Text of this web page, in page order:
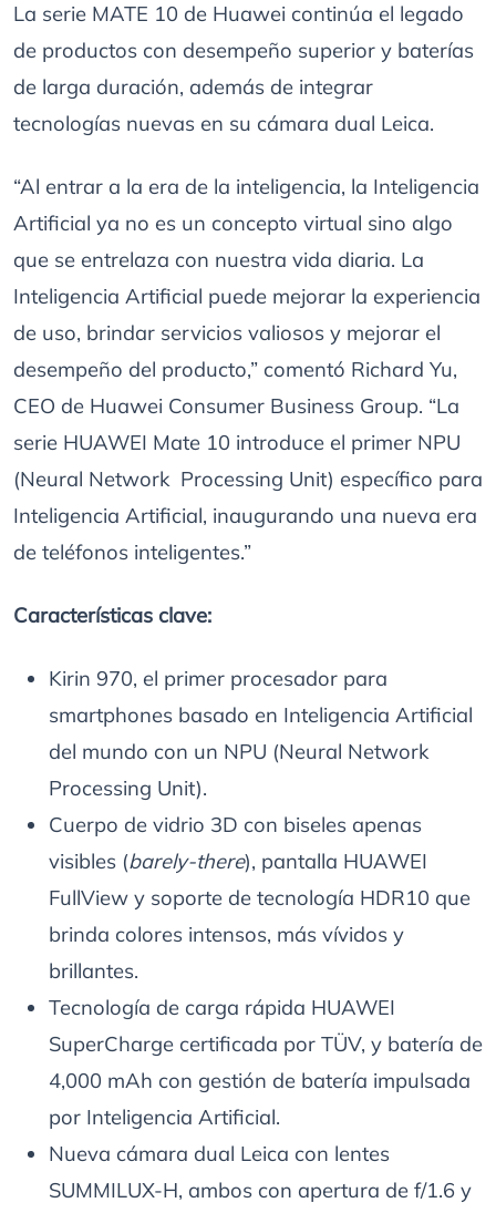
La serie MATE 10 de Huawei continúa el legado
de productos con desempeño superior y baterías
de larga duración, además de integrar
tecnologías nuevas en su cámara dual Leica.
“Al entrar a la era de la inteligencia, la Inteligencia
Artificial ya no es un concepto virtual sino algo
que se entrelaza con nuestra vida diaria. La
Inteligencia Artificial puede mejorar la experiencia
de uso, brindar servicios valiosos y mejorar el
desempeño del producto,” comentó Richard Yu,
CEO de Huawei Consumer Business Group. “La
serie HUAWEI Mate 10 introduce el primer NPU
(Neural Network Processing Unit) específico para
Inteligencia Artificial, inaugurando una nueva era
de teléfonos inteligentes.”
Características clave:
Kirin 970, el primer procesador para
smartphones basado en Inteligencia Artificial
del mundo con un NPU (Neural Network
Processing Unit).
Cuerpo de vidrio 3D con biseles apenas
visibles (barely-there), pantalla HUAWEI
FullView y soporte de tecnología HDR10 que
brinda colores intensos, más vívidos y
brillantes.
Tecnología de carga rápida HUAWEI
SuperCharge certificada por TÜV, y batería de
4,000 mAh con gestión de batería impulsada
por Inteligencia Artificial.
Nueva cámara dual Leica con lentes
SUMMILUX-H, ambos con apertura de f/1.6 y